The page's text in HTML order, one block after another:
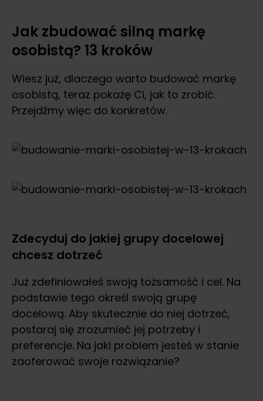
Jak zbudować silną markę
osobistą? 13 kroków
Wiesz już, dlaczego warto budować markę
osobistą, teraz pokażę Ci, jak to zrobić.
Przejdźmy więc do konkretów.
Zdecyduj do jakiej grupy docelowej
chcesz dotrzeć
Już zdefiniowałeś swoją tożsamość i cel. Na
podstawie tego określ swoją grupę
docelową. Aby skutecznie do niej dotrzeć,
postaraj się zrozumieć jej potrzeby i
preferencje. Na jaki problem jesteś w stanie
zaoferować swoje rozwiązanie?